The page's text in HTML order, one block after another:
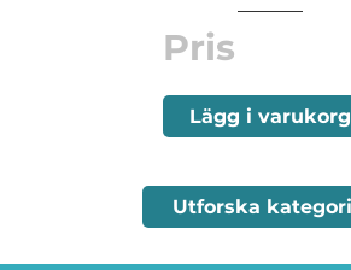
Pris
Lägg i varukorg